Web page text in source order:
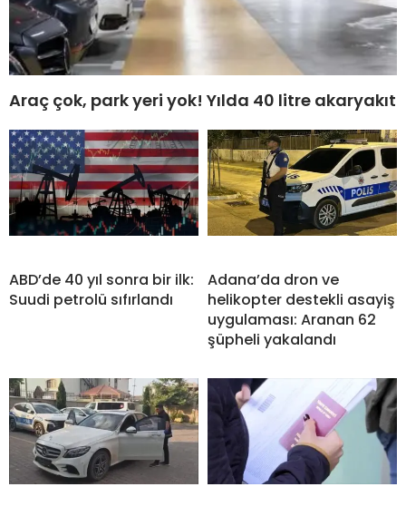
Araç çok, park yeri yok! Yılda 40 litre akaryakıt
ABD’de 40 yıl sonra bir ilk:
Suudi petrolü sıfırlandı
Adana’da dron ve
helikopter destekli asayiş
uygulaması: Aranan 62
şüpheli yakalandı